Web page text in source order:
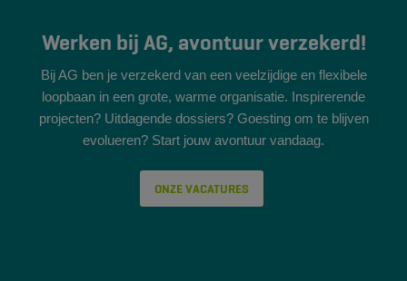
Werken bij AG, avontuur verzekerd!
Bij AG ben je verzekerd van een veelzijdige en flexibele
loopbaan in een grote, warme organisatie. Inspirerende
projecten? Uitdagende dossiers? Goesting om te blijven
evolueren? Start jouw avontuur vandaag.
ONZE VACATURES